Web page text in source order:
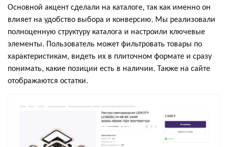
Основной акцент сделали на каталоге, так как именно он
влияет на удобство выбора и конверсию. Мы реализовали
полноценную структуру каталога и настроили ключевые
элементы. Пользователь может фильтровать товары по
характеристикам, видеть их в плиточном формате и сразу
понимать, какие позиции есть в наличии. Также на сайте
отображаются остатки.